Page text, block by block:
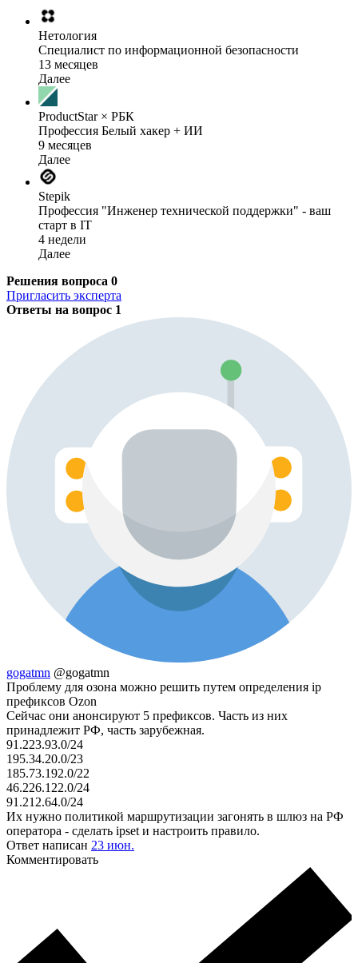
Нетология
Специалист по информационной безопасности
13 месяцев
Далее
ProductStar × РБК
Профессия Белый хакер + ИИ
9 месяцев
Далее
Stepik
Профессия "Инженер технической поддержки" - ваш
старт в IT
4 недели
Далее
Решения вопроса 0
Пригласить эксперта
Ответы на вопрос 1
gogatmn @gogatmn
Проблему для озона можно решить путем определения ip
префиксов Ozon
Сейчас они анонсируют 5 префиксов. Часть из них
принадлежит РФ, часть зарубежная.
91.223.93.0/24
195.34.20.0/23
185.73.192.0/22
46.226.122.0/24
91.212.64.0/24
Их нужно политикой маршрутизации загонять в шлюз на РФ
оператора - сделать ipset и настроить правило.
Ответ написан 23 июн.
Комментировать